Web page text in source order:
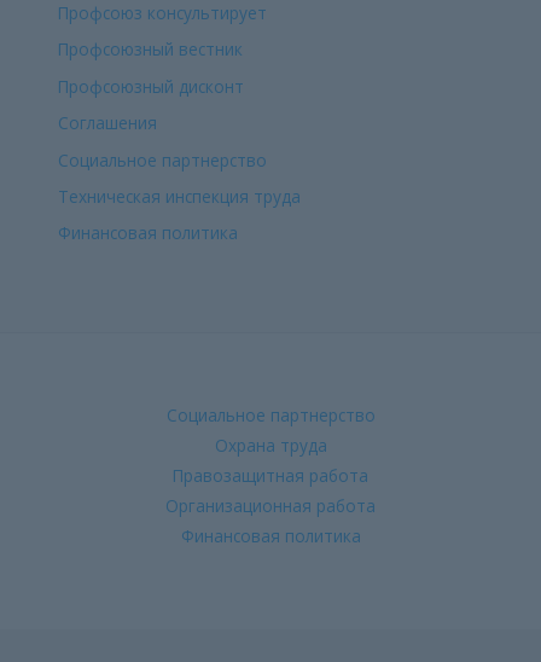
Профсоюз консультирует
Профсоюзный вестник
Профсоюзный дисконт
Соглашения
Социальное партнерство
Техническая инспекция труда
Финансовая политика
Социальное партнерство
Охрана труда
Правозащитная работа
Организационная работа
Финансовая политика